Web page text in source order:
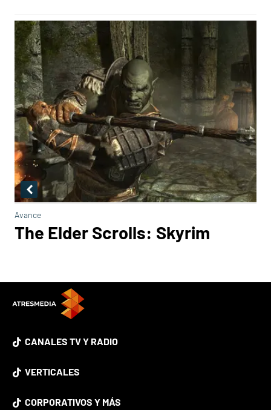
Avance
The Elder Scrolls: Skyrim
CANALES TV Y RADIO
VERTICALES
CORPORATIVOS Y MÁS